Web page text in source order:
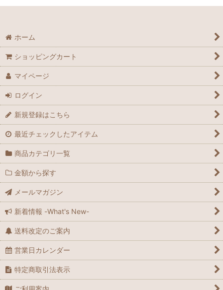
ホーム
ショッピングカート
マイページ
ログイン
新規登録はこちら
最近チェックしたアイテム
商品カテゴリ一覧
金額から探す
メールマガジン
新着情報 -What's New-
送料改定のご案内
営業日カレンダー
特定商取引法表示